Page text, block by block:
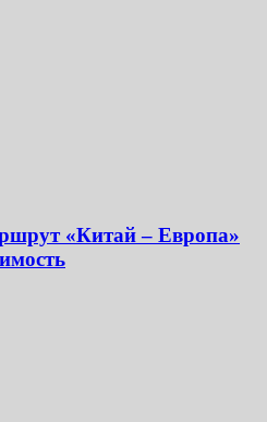
«Китай – Европа»